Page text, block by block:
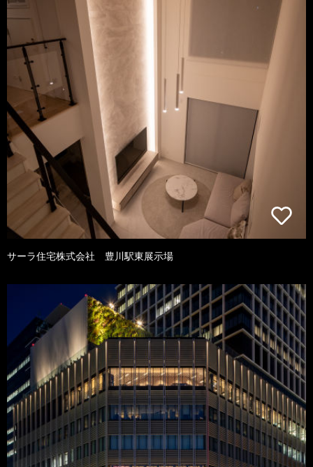
サーラ住宅株式会社 豊川駅東展示場